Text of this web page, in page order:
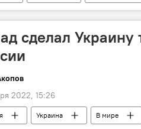
сделал Украину
2022, 15:26
Украина В мире